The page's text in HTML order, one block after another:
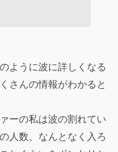
ように波に詳しくなる
さんの情報がわかると
ーの私は波の割れてい
人数、なんとなく入ろ